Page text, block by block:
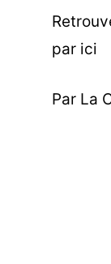
par ici
Par La